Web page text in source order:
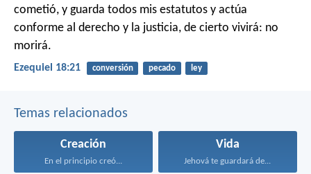
cometió, y guarda todos mis estatutos y actúa
conforme al derecho y la justicia, de cierto vivirá: no
morirá.
Ezequiel 18:21 conversión pecado ley
Temas relacionados
Creación
En el principio creó...
Vida
Jehová te guardará de...